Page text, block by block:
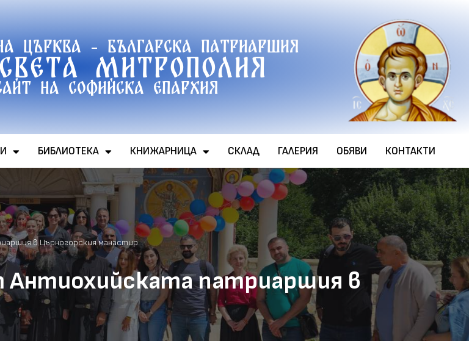
църква - Българска патриаршия
митрополия
на софийска епархия
БИБЛИОТЕКА КНИЖАРНИЦА СКЛАД ГАЛЕРИЯ ОБЯВИ КОНТАКТИ
в Църногорския манастир
Антиохийската патриаршия в